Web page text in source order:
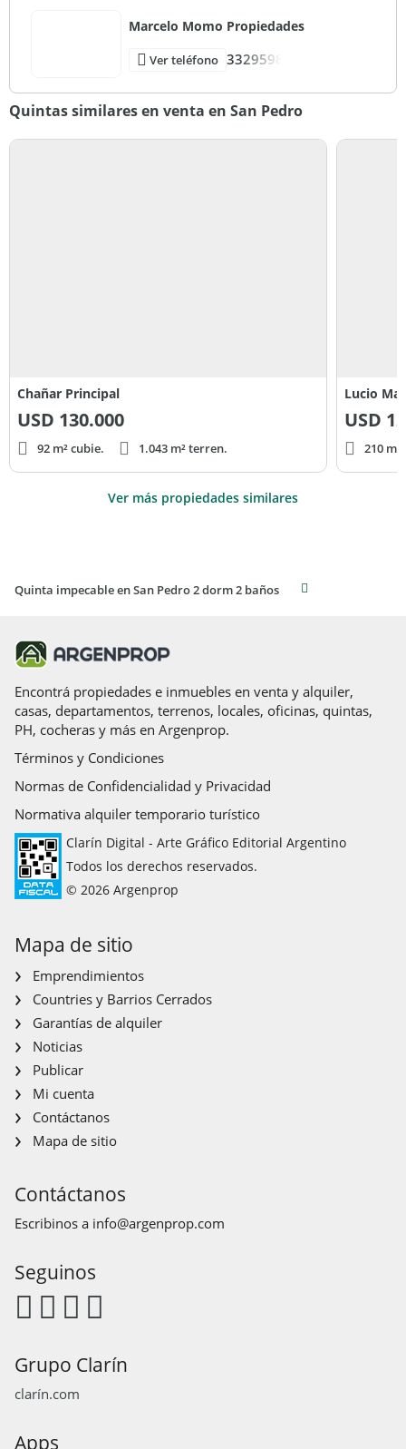
Marcelo Momo Propiedades
Ver teléfono 3329598
Quintas similares en venta en San Pedro
Chañar Principal
USD 130.000
92 m² cubie. 1.043 m² terren.
Lucio
USD
210
Ver más propiedades similares
Quinta impecable en San Pedro 2 dorm 2 baños
Encontrá propiedades e inmuebles en venta y alquiler,
casas, departamentos, terrenos, locales, oficinas, quintas,
PH, cocheras y más en Argenprop.
Términos y Condiciones
Normas de Confidencialidad y Privacidad
Normativa alquiler temporario turístico
Clarín Digital - Arte Gráfico Editorial Argentino
Todos los derechos reservados.
© 2026 Argenprop
Mapa de sitio
Emprendimientos
Countries y Barrios Cerrados
Garantías de alquiler
Noticias
Publicar
Mi cuenta
Contáctanos
Mapa de sitio
Contáctanos
Escribinos a info@argenprop.com
Seguinos
Grupo Clarín
clarín.com
Apps